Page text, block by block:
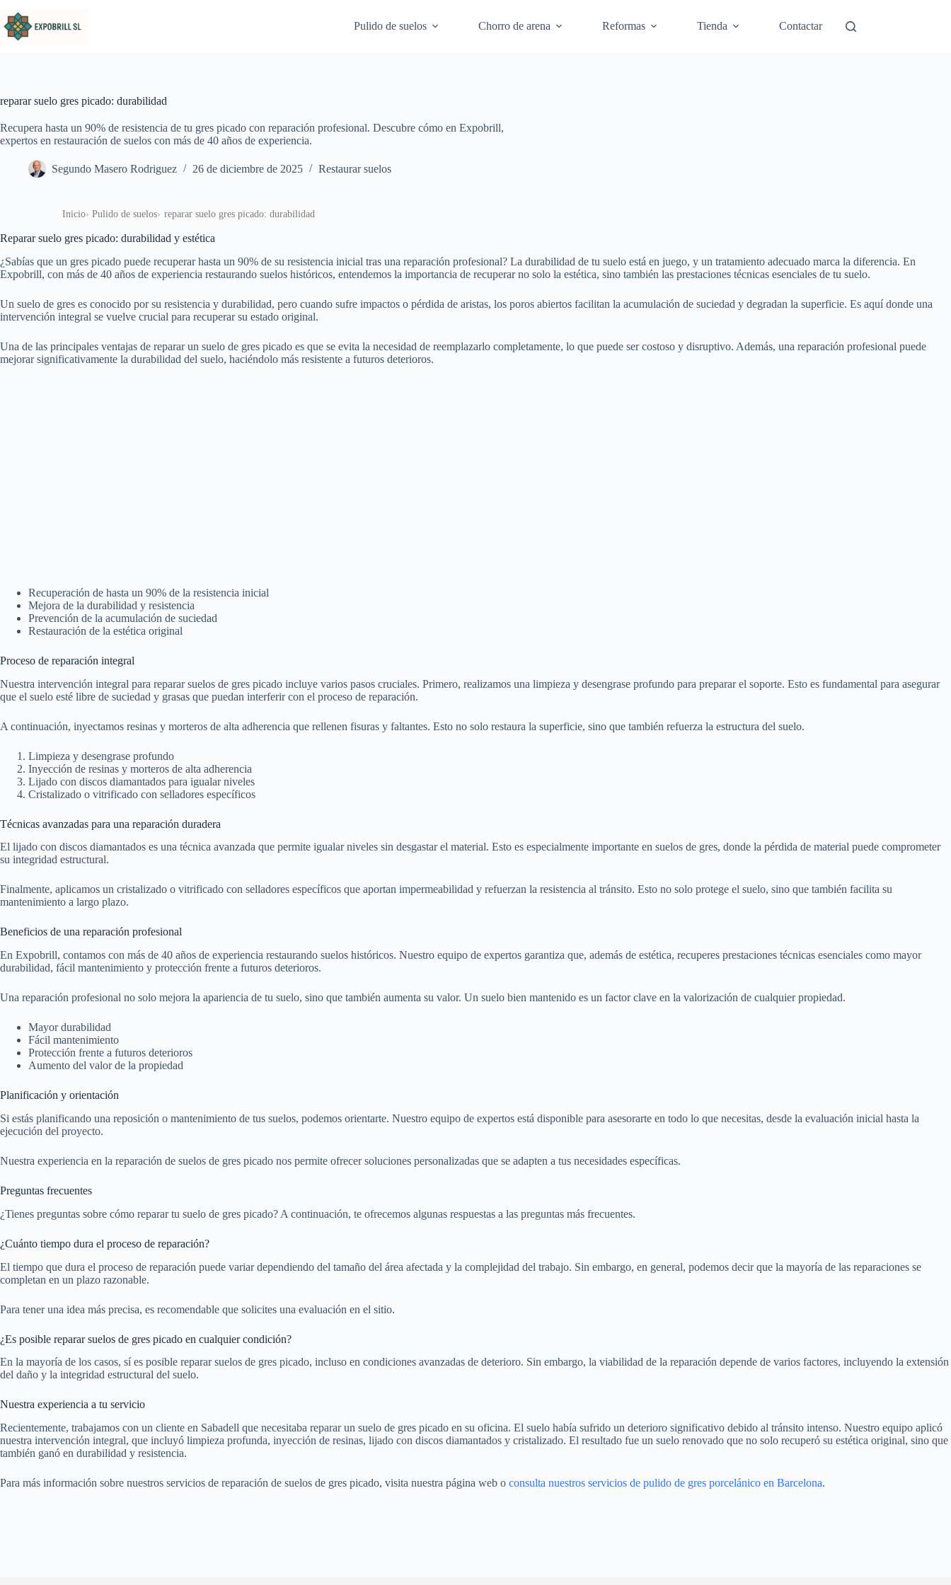
Pulido de suelos
Chorro de arena Reformas Tienda Contactar
reparar suelo gres picado: durabilidad
Recupera hasta un 90% de resistencia de tu gres picado con reparación profesional. Descubre cómo en Expobrill,
expertos en restauración de suelos con más de 40 años de experiencia.
Segundo Masero Rodriguez 26 de diciembre de 2025 Restaurar suelos
Inicio Pulido de suelos reparar suelo gres picado: durabilidad
Reparar suelo gres picado: durabilidad y estética
¿Sabías que un gres picado puede recuperar hasta un 90% de su resistencia inicial tras una reparación profesional? La durabilidad de tu suelo está en juego, y un tratamiento adecuado marca la diferencia. En
Expobrill, con más de 40 años de experiencia restaurando suelos históricos, entendemos la importancia de recuperar no solo la estética, sino también las prestaciones técnicas esenciales de tu suelo.
Un suelo de gres es conocido por su resistencia y durabilidad, pero cuando sufre impactos o pérdida de aristas, los poros abiertos facilitan la acumulación de suciedad y degradan la superficie. Es aquí donde una
intervención integral se vuelve crucial para recuperar su estado original.
Una de las principales ventajas de reparar un suelo de gres picado es que se evita la necesidad de reemplazarlo completamente, lo que puede ser costoso y disruptivo. Además, una reparación profesional puede
mejorar significativamente la durabilidad del suelo, haciéndolo más resistente a futuros deterioros.
Recuperación de hasta un 90% de la resistencia inicial
Mejora de la durabilidad y resistencia
Prevención de la acumulación de suciedad
Restauración de la estética original
Proceso de reparación integral
Nuestra intervención integral para reparar suelos de gres picado incluye varios pasos cruciales. Primero, realizamos una limpieza y desengrase profundo para preparar el soporte. Esto es fundamental para asegurar
que el suelo esté libre de suciedad y grasas que puedan interferir con el proceso de reparación.
A continuación, inyectamos resinas y morteros de alta adherencia que rellenen fisuras y faltantes. Esto no solo restaura la superficie, sino que también refuerza la estructura del suelo.
Limpieza y desengrase profundo
Inyección de resinas y morteros de alta adherencia
Lijado con discos diamantados para igualar niveles
Cristalizado o vitrificado con selladores específicos
Técnicas avanzadas para una reparación duradera
El lijado con discos diamantados es una técnica avanzada que permite igualar niveles sin desgastar el material. Esto es especialmente importante en suelos de gres, donde la pérdida de material puede comprometer
su integridad estructural.
Finalmente, aplicamos un cristalizado o vitrificado con selladores específicos que aportan impermeabilidad y refuerzan la resistencia al tránsito. Esto no solo protege el suelo, sino que también facilita su
mantenimiento a largo plazo.
Beneficios de una reparación profesional
En Expobrill, contamos con más de 40 años de experiencia restaurando suelos históricos. Nuestro equipo de expertos garantiza que, además de estética, recuperes prestaciones técnicas esenciales como mayor
durabilidad, fácil mantenimiento y protección frente a futuros deterioros.
Una reparación profesional no solo mejora la apariencia de tu suelo, sino que también aumenta su valor. Un suelo bien mantenido es un factor clave en la valorización de cualquier propiedad.
Mayor durabilidad
Fácil mantenimiento
Protección frente a futuros deterioros
Aumento del valor de la propiedad
Planificación y orientación
Si estás planificando una reposición o mantenimiento de tus suelos, podemos orientarte. Nuestro equipo de expertos está disponible para asesorarte en todo lo que necesitas, desde la evaluación inicial hasta la
ejecución del proyecto.
Nuestra experiencia en la reparación de suelos de gres picado nos permite ofrecer soluciones personalizadas que se adapten a tus necesidades específicas.
Preguntas frecuentes
¿Tienes preguntas sobre cómo reparar tu suelo de gres picado? A continuación, te ofrecemos algunas respuestas a las preguntas más frecuentes.
¿Cuánto tiempo dura el proceso de reparación?
El tiempo que dura el proceso de reparación puede variar dependiendo del tamaño del área afectada y la complejidad del trabajo. Sin embargo, en general, podemos decir que la mayoría de las reparaciones se
completan en un plazo razonable.
Para tener una idea más precisa, es recomendable que solicites una evaluación en el sitio.
¿Es posible reparar suelos de gres picado en cualquier condición?
En la mayoría de los casos, sí es posible reparar suelos de gres picado, incluso en condiciones avanzadas de deterioro. Sin embargo, la viabilidad de la reparación depende de varios factores, incluyendo la extensión
del daño y la integridad estructural del suelo.
Nuestra experiencia a tu servicio
Recientemente, trabajamos con un cliente en Sabadell que necesitaba reparar un suelo de gres picado en su oficina. El suelo había sufrido un deterioro significativo debido al tránsito intenso. Nuestro equipo aplicó
nuestra intervención integral, que incluyó limpieza profunda, inyección de resinas, lijado con discos diamantados y cristalizado. El resultado fue un suelo renovado que no solo recuperó su estética original, sino que
también ganó en durabilidad y resistencia.
Para más información sobre nuestros servicios de reparación de suelos de gres picado, visita nuestra página web o consulta nuestros servicios de pulido de gres porcelánico en Barcelona.